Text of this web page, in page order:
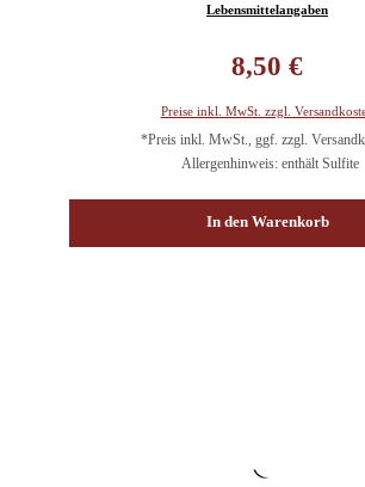
Lebensmittelangaben
8,50 €
Preise inkl. MwSt. zzgl.
*Preis inkl. MwSt., ggf. zzgl.
Allergenhinweis: enthält Sulfite
In den Warenkorb